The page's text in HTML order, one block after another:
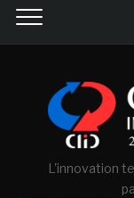
L'innovation